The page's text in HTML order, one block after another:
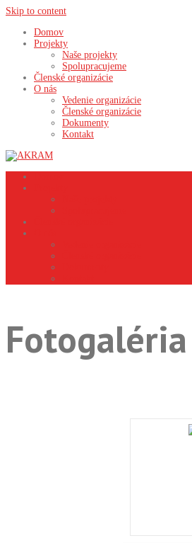
Skip to content
Domov
Projekty
Naše projekty
Spolupracujeme
Členské organizácie
O nás
Vedenie organizácie
Členské organizácie
Dokumenty
Kontakt
Fotogaléria